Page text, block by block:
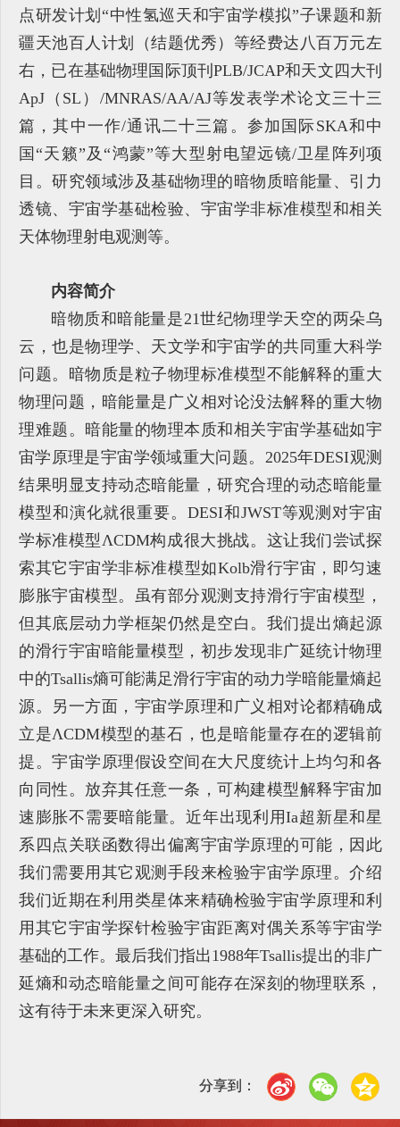
点研发计划“中性氢巡天和宇宙学模拟”子课题和新
疆天池百人计划（结题优秀）等经费达八百万元左
右，已在基础物理国际顶刊PLB/JCAP和天文四大刊
ApJ（SL）/MNRAS/AA/AJ等发表学术论文三十三
篇，其中一作/通讯二十三篇。参加国际SKA和中
国“天籁”及“鸿蒙”等大型射电望远镜/卫星阵列项
目。研究领域涉及基础物理的暗物质暗能量、引力
透镜、宇宙学基础检验、宇宙学非标准模型和相关
天体物理射电观测等。
内容简介
暗物质和暗能量是21世纪物理学天空的两朵乌
云，也是物理学、天文学和宇宙学的共同重大科学
问题。暗物质是粒子物理标准模型不能解释的重大
物理问题，暗能量是广义相对论没法解释的重大物
理难题。暗能量的物理本质和相关宇宙学基础如宇
宙学原理是宇宙学领域重大问题。2025年DESI观测
结果明显支持动态暗能量，研究合理的动态暗能量
模型和演化就很重要。DESI和JWST等观测对宇宙
学标准模型ΛCDM构成很大挑战。这让我们尝试探
索其它宇宙学非标准模型如Kolb滑行宇宙，即匀速
膨胀宇宙模型。虽有部分观测支持滑行宇宙模型，
但其底层动力学框架仍然是空白。我们提出熵起源
的滑行宇宙暗能量模型，初步发现非广延统计物理
中的Tsallis熵可能满足滑行宇宙的动力学暗能量熵起
源。另一方面，宇宙学原理和广义相对论都精确成
立是ΛCDM模型的基石，也是暗能量存在的逻辑前
提。宇宙学原理假设空间在大尺度统计上均匀和各
向同性。放弃其任意一条，可构建模型解释宇宙加
速膨胀不需要暗能量。近年出现利用Ia超新星和星
系四点关联函数得出偏离宇宙学原理的可能，因此
我们需要用其它观测手段来检验宇宙学原理。介绍
我们近期在利用类星体来精确检验宇宙学原理和利
用其它宇宙学探针检验宇宙距离对偶关系等宇宙学
基础的工作。最后我们指出1988年Tsallis提出的非广
延熵和动态暗能量之间可能存在深刻的物理联系，
这有待于未来更深入研究。
分享到：